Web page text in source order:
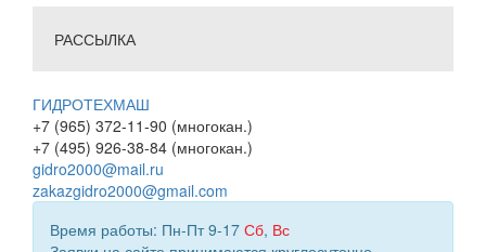
РАССЫЛКА
ГИДРОТЕХМАШ
+7 (965) 372-11-90 (многокан.)
+7 (495) 926-38-84 (многокан.)
gidro2000@mail.ru
zakazgidro2000@gmail.com
Время работы: Пн-Пт 9-17 Сб, Вс